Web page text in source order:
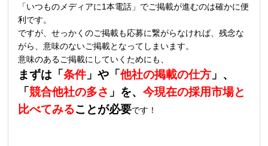
「いつものメディアに1本電話」でご掲載が進むのは確かに便
利です。
ですが、せっかくのご掲載も応募に繋がらなければ、残念な
がら、意味のないご掲載となってしまいます。
意味のあるご掲載にしていくためにも、
まずは「条件 」や「他社の掲載の仕方 」、
「競合他社の多さ 」を、今現在の採用市場と
比べてみることが必要です！